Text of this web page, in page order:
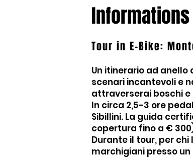
Tour in E-Bike:
Un itinerario ad anello
scenari incantevoli e
attraverserai boschi
In circa 2,5–3 ore
Sibillini. La guida
copertura fino a €
Durante il tour, per
marchigiani presso